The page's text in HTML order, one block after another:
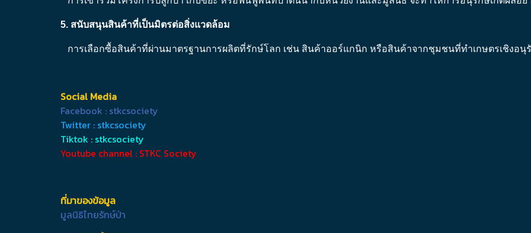
5. สนับสนุนสินค้าที่เป็นมิตรต่อสิ่งแวดล้อม
การเลือกซื้อสินค้าที่ผ่านมาตรฐานการผลิตที่รักษ์โลก เช่น สินค้าออร์แกนิก หรือสินค้าจากชุมชนที่ทำเกษตรเชิงอนุ
Social Media
Facebook : stkcsociety
Twitter : stkcsociety
Tiktok : stkcsociety
Youtube channel : STKC Society
ที่มาของข้อมูล
มูลนิธิไทยรักษ์ป่า